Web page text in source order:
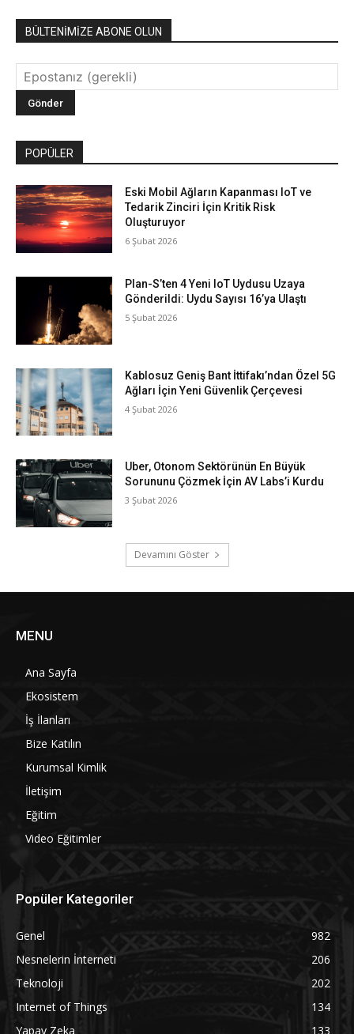
BÜLTENİMİZE ABONE OLUN
POPÜLER
Eski Mobil Ağların Kapanması IoT ve
Tedarik Zinciri İçin Kritik Risk
Oluşturuyor
6 Şubat 2026
Plan-S’ten 4 Yeni IoT Uydusu Uzaya
Gönderildi: Uydu Sayısı 16’ya Ulaştı
5 Şubat 2026
Kablosuz Geniş Bant İttifakı’ndan Özel 5G
Ağları İçin Yeni Güvenlik Çerçevesi
4 Şubat 2026
Uber, Otonom Sektörünün En Büyük
Sorununu Çözmek İçin AV Labs’i Kurdu
3 Şubat 2026
Devamını Göster
MENU
Ana Sayfa
Ekosistem
İş İlanları
Bize Katılın
Kurumsal Kimlik
İletişim
Eğitim
Video Eğitimler
Popüler Kategoriler
Genel
982
Nesnelerin İnterneti
206
Teknoloji
202
Internet of Things
134
Yapay Zeka
133